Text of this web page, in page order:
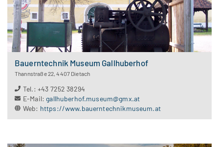
Bauerntechnik Museum Gallhuberhof
Thannstraße 22,4407 Dietach
Tel.: +43 7252 38294
E-Mail:gallhuberhof.museum@gmx.at
Web: https://www.bauerntechnikmuseum.at